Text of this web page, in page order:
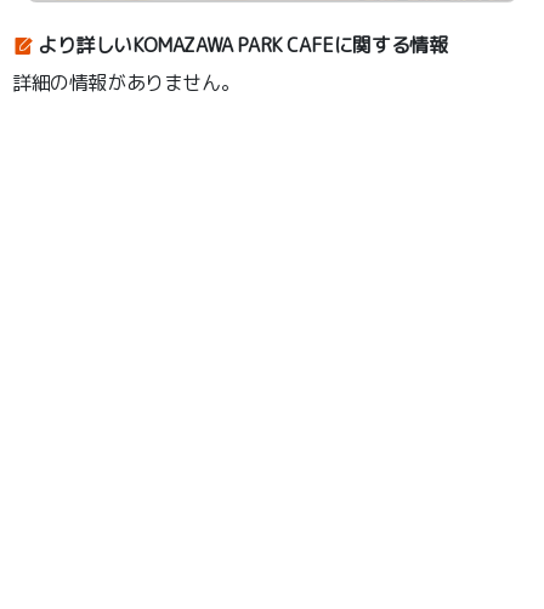
より詳しいKOMAZAWA PARK CAFEに関する情報
詳細の情報がありません。